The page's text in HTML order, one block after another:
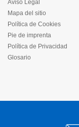
Aviso Legal
Mapa del sitio
Política de Cookies
Pie de imprenta
Política de Privacidad
Glosario